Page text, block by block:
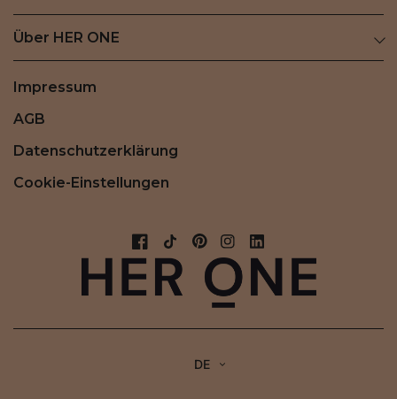
Über HER ONE
Impressum
AGB
Datenschutzerklärung
Cookie-Einstellungen
DE